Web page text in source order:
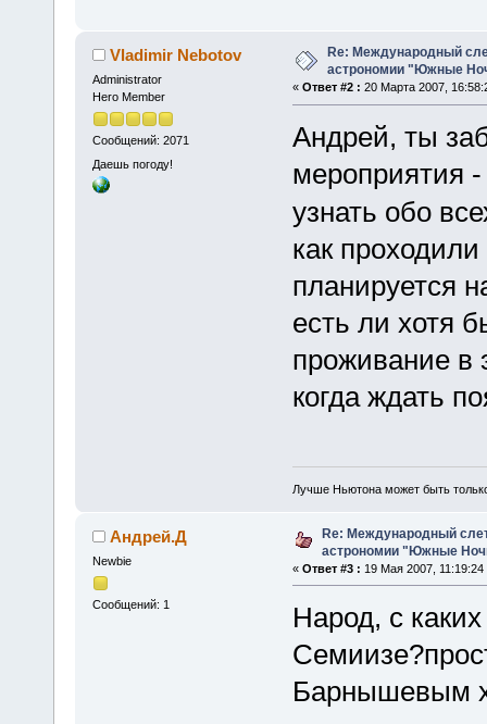
Vladimir Nebotov
Administrator
Hero Member
Сообщений: 2071
Даешь погоду!
Re: Международный
астрономии "Южные
« Ответ #2 : 20 Марта 2007,
Андрей, ты
мероприятия
узнать обо
как
планируется
есть ли хотя
проживание в
когда ждать
Лучше Ньютона может быть
Андрей.Д
Newbie
Сообщений: 1
Re: Международный
астрономии "Южные
« Ответ #3 : 19 Мая 2007, 11:19:24
Народ, с
Барнышевым